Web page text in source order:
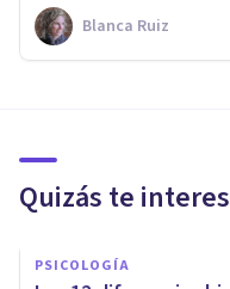
Blanca Ruiz
Quizás te
PSICOLOGÍA